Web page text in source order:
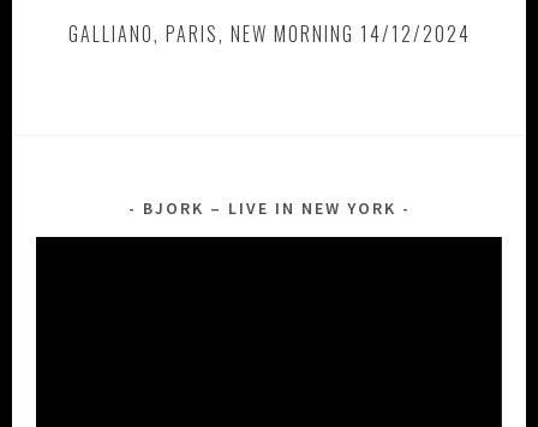
GALLIANO, PARIS, NEW MORNING 14/12/2024
BJORK – LIVE IN NEW YORK